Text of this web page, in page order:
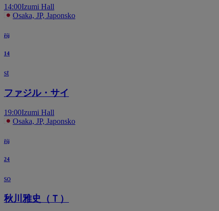
14:00Izumi Hall
Osaka, JP, Japonsko
říj
14
st
ファジル・サイ
19:00Izumi Hall
Osaka, JP, Japonsko
říj
24
so
秋川雅史（Ｔ）